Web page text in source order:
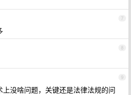
7
8
9
上没啥问题，关键还是法律法规的问